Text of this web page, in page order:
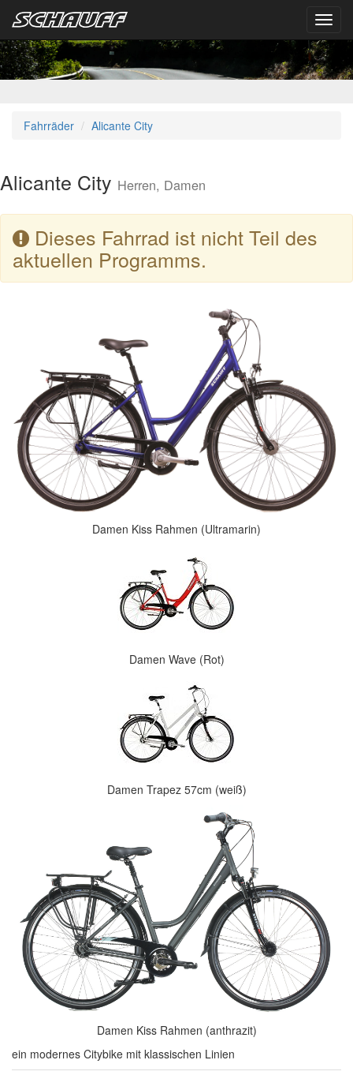
Fahrräder Alicante City
Alicante City Herren, Damen
Dieses Fahrrad ist nicht Teil des
aktuellen Programms.
Damen Kiss Rahmen (Ultramarin)
Damen Wave (Rot)
Damen Trapez 57cm (weiß)
Damen Kiss Rahmen (anthrazit)
ein modernes Citybike mit klassischen Linien